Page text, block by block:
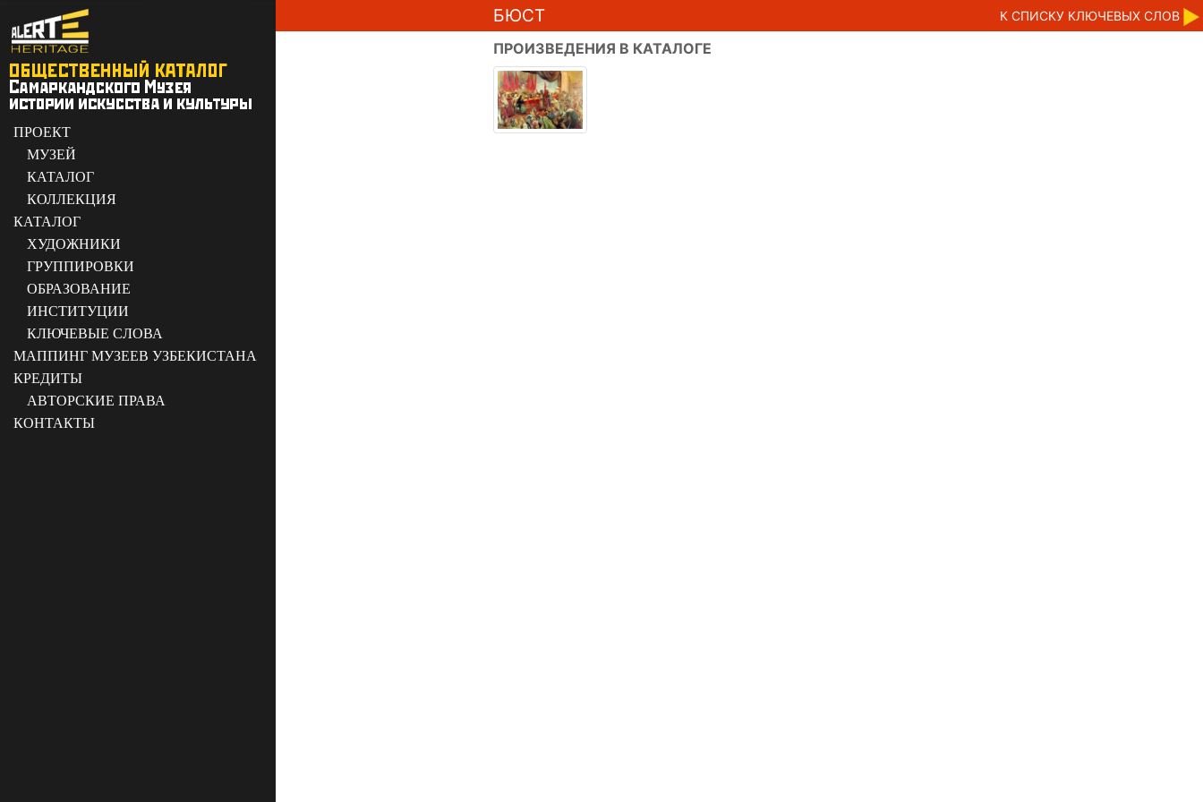
ПРОЕКТ
МУЗЕЙ
КАТАЛОГ
КОЛЛЕКЦИЯ
КАТАЛОГ
ХУДОЖНИКИ
ГРУППИРОВКИ
ОБРАЗОВАНИЕ
ИНСТИТУЦИИ
КЛЮЧЕВЫЕ СЛОВА
МАППИНГ МУЗЕЕВ УЗБЕКИСТАНА
КРЕДИТЫ
АВТОРСКИЕ ПРАВА
КОНТАКТЫ
БЮСТ К CПИСКУ КЛЮЧЕВЫХ СЛОВ
ПРОИЗВЕДЕНИЯ В КАТАЛОГЕ